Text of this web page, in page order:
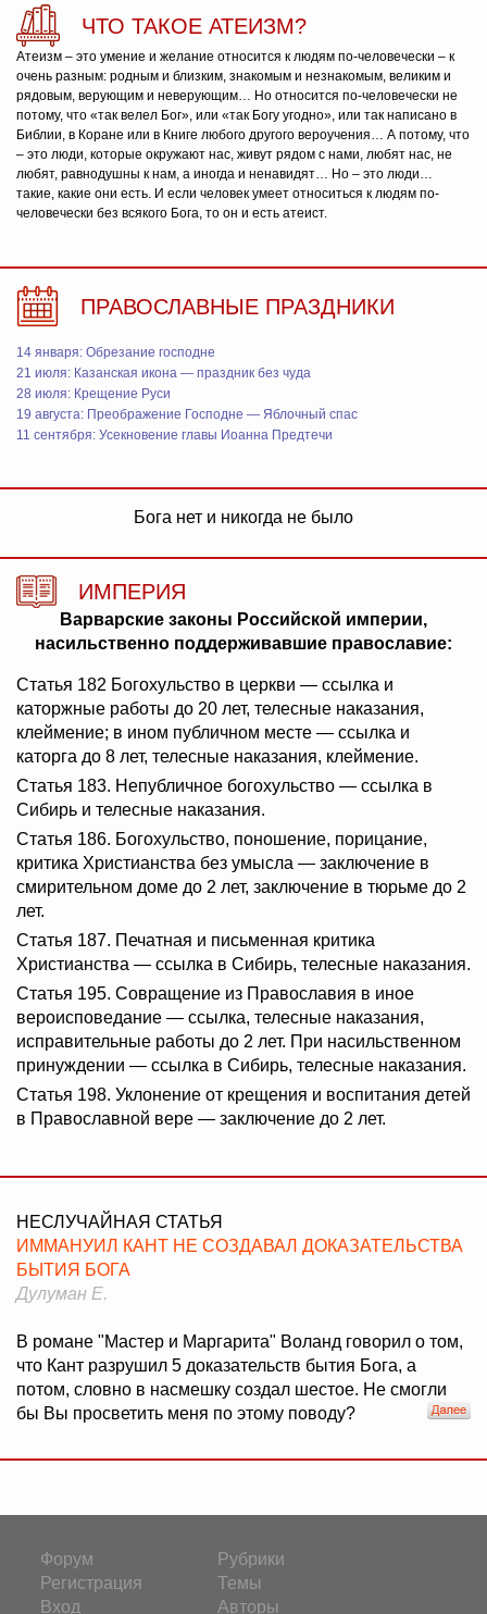
ЧТО ТАКОЕ АТЕИЗМ?
Атеизм – это умение и желание относится к людям по-человечески – к
очень разным: родным и близким, знакомым и незнакомым, великим и
рядовым, верующим и неверующим… Но относится по-человечески не
потому, что «так велел Бог», или «так Богу угодно», или так написано в
Библии, в Коране или в Книге любого другого вероучения… А потому, что
– это люди, которые окружают нас, живут рядом с нами, любят нас, не
любят, равнодушны к нам, а иногда и ненавидят… Но – это люди…
такие, какие они есть. И если человек умеет относиться к людям по-
человечески без всякого Бога, то он и есть атеист.
ПРАВОСЛАВНЫЕ ПРАЗДНИКИ
14 января: Обрезание господне
21 июля: Казанская икона — праздник без чуда
28 июля: Крещение Руси
19 августа: Преображение Господне — Яблочный спас
11 сентября: Усекновение главы Иоанна Предтечи
Бога нет и никогда не было
ИМПЕРИЯ
Варварские законы Российской империи,
насильственно поддерживавшие православие:
Статья 182 Богохульство в церкви — ссылка и
каторжные работы до 20 лет, телесные наказания,
клеймение; в ином публичном месте — ссылка и
каторга до 8 лет, телесные наказания, клеймение.
Статья 183. Непубличное богохульство — ссылка в
Сибирь и телесные наказания.
Статья 186. Богохульство, поношение, порицание,
критика Христианства без умысла — заключение в
смирительном доме до 2 лет, заключение в тюрьме до 2
лет.
Статья 187. Печатная и письменная критика
Христианства — ссылка в Сибирь, телесные наказания.
Статья 195. Совращение из Православия в иное
вероисповедание — ссылка, телесные наказания,
исправительные работы до 2 лет. При насильственном
принуждении — ссылка в Сибирь, телесные наказания.
Статья 198. Уклонение от крещения и воспитания детей
в Православной вере — заключение до 2 лет.
НЕСЛУЧАЙНАЯ СТАТЬЯ
ИММАНУИЛ КАНТ НЕ СОЗДАВАЛ ДОКАЗАТЕЛЬСТВА
БЫТИЯ БОГА
Дулуман Е.
В романе "Мастер и Маргарита" Воланд говорил о том,
что Кант разрушил 5 доказательств бытия Бога, а
потом, словно в насмешку создал шестое. Не смогли
бы Вы просветить меня по этому поводу?
Форум
Регистрация
Вход
Рубрики
Темы
Авторы